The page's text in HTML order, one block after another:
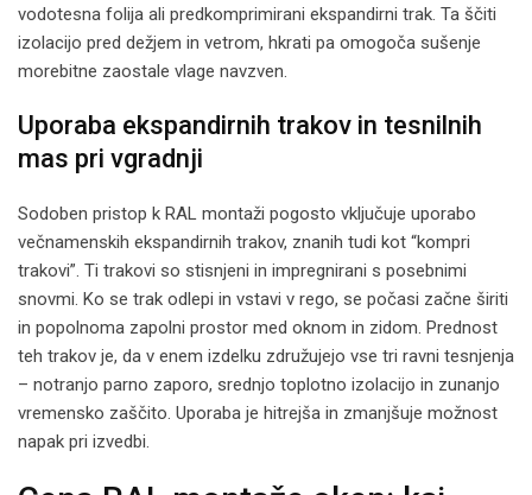
vodotesna folija ali predkomprimirani ekspandirni trak. Ta ščiti
izolacijo pred dežjem in vetrom, hkrati pa omogoča sušenje
morebitne zaostale vlage navzven.
Uporaba ekspandirnih trakov in tesnilnih
mas pri vgradnji
Sodoben pristop k RAL montaži pogosto vključuje uporabo
večnamenskih ekspandirnih trakov, znanih tudi kot “kompri
trakovi”. Ti trakovi so stisnjeni in impregnirani s posebnimi
snovmi. Ko se trak odlepi in vstavi v rego, se počasi začne širiti
in popolnoma zapolni prostor med oknom in zidom. Prednost
teh trakov je, da v enem izdelku združujejo vse tri ravni tesnjenja
– notranjo parno zaporo, srednjo toplotno izolacijo in zunanjo
vremensko zaščito. Uporaba je hitrejša in zmanjšuje možnost
napak pri izvedbi.